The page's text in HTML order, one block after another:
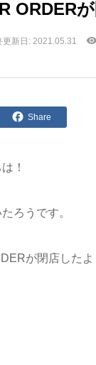
ORDER
更新日: 2021.05.31
Share
！
ろうです。
が閉店したよ